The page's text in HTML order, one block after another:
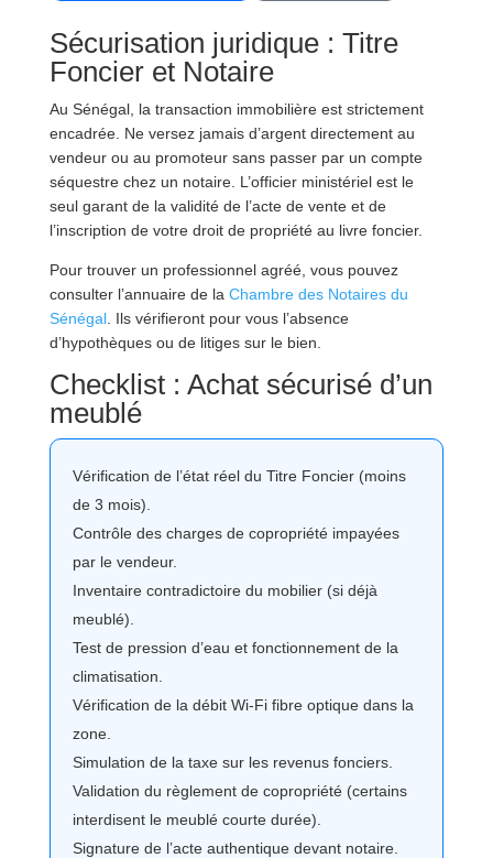
Sécurisation juridique : Titre
Foncier et Notaire
Au Sénégal, la transaction immobilière est strictement
encadrée. Ne versez jamais d’argent directement au
vendeur ou au promoteur sans passer par un compte
séquestre chez un notaire. L’officier ministériel est le
seul garant de la validité de l’acte de vente et de
l’inscription de votre droit de propriété au livre foncier.
Pour trouver un professionnel agréé, vous pouvez
consulter l’annuaire de la Chambre des Notaires du
Sénégal. Ils vérifieront pour vous l’absence
d’hypothèques ou de litiges sur le bien.
Checklist : Achat sécurisé d’un
meublé
Vérification de l’état réel du Titre Foncier (moins
de 3 mois).
Contrôle des charges de copropriété impayées
par le vendeur.
Inventaire contradictoire du mobilier (si déjà
meublé).
Test de pression d’eau et fonctionnement de la
climatisation.
Vérification de la débit Wi-Fi fibre optique dans la
zone.
Simulation de la taxe sur les revenus fonciers.
Validation du règlement de copropriété (certains
interdisent le meublé courte durée).
Signature de l’acte authentique devant notaire.